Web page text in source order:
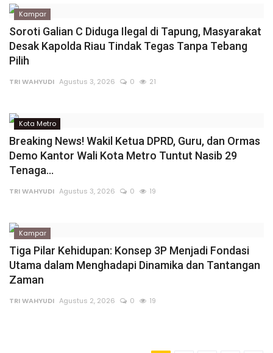
Kampar
Soroti Galian C Diduga Ilegal di Tapung, Masyarakat
Desak Kapolda Riau Tindak Tegas Tanpa Tebang
Pilih
TRI WAHYUDI Agustus 3, 2026 0 21
Kota Metro
Breaking News! Wakil Ketua DPRD, Guru, dan Ormas
Demo Kantor Wali Kota Metro Tuntut Nasib 29
Tenaga...
TRI WAHYUDI Agustus 3, 2026 0 19
Kampar
Tiga Pilar Kehidupan: Konsep 3P Menjadi Fondasi
Utama dalam Menghadapi Dinamika dan Tantangan
Zaman
TRI WAHYUDI Agustus 2, 2026 0 19